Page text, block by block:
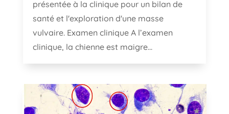
présentée à la clinique pour un bilan de
santé et l'exploration d'une masse
vulvaire. Examen clinique A l’examen
clinique, la chienne est maigre...